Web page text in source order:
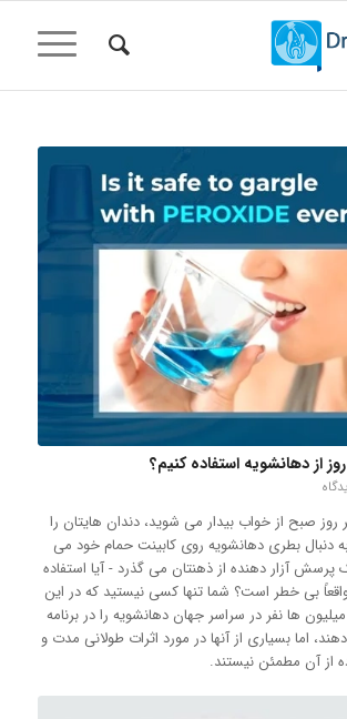
از دهانشویه استفاده کنیم؟
روز صبح از خواب بیدار می شوید، دندان هایتان را
دنبال بطری دهانشویه روی کابینت حمام خود می
پرسش آزار دهنده از ذهنتان می گذرد - آیا استفاده
واقعاً بی خطر است؟ شما تنها کسی نیستید که در این
ها نفر در سراسر جهان دهانشویه را در برنامه
اما بسیاری از آنها در مورد اثرات طولانی مدت و
از آن مطمئن نیستند.